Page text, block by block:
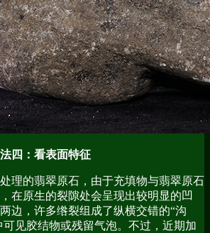
四：看表面特征
理的翡翠原石，由于充填物与翡翠原石
在原生的裂隙处会呈现出较明显的凹
边，许多绺裂组成了纵横交错的“沟
可见胶结物或残留气泡。不过，近期加